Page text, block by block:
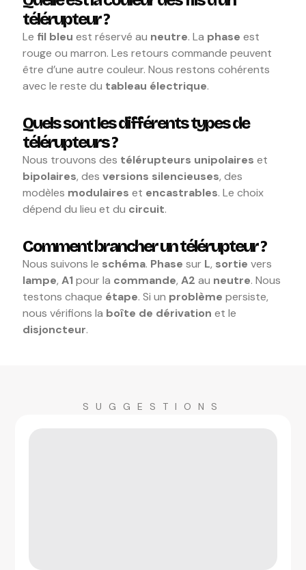
télérupteur ?
Le fil bleu est réservé au neutre. La phase est
rouge ou marron. Les retours commande peuvent
être d’une autre couleur. Nous restons cohérents
avec le reste du tableau électrique.
Quels sont les différents types de
télérupteurs ?
Nous trouvons des télérupteurs unipolaires et
bipolaires, desversions silencieuses, des
modèles modulaires et encastrables. Le choix
dépend du lieu et du circuit.
Comment brancher un télérupteur ?
Nous suivons le schéma. Phase sur L, sortie vers
lampe,A1pour la commande,A2 au neutre. Nous
testons chaque étape. Si un problème persiste,
nous vérifions la boîte de dérivation et le
disjoncteur.
SUGGESTIONS